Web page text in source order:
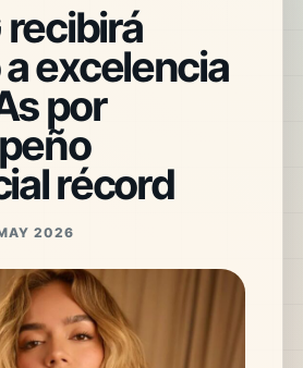
recibirá
excelencia
por
récord
2026